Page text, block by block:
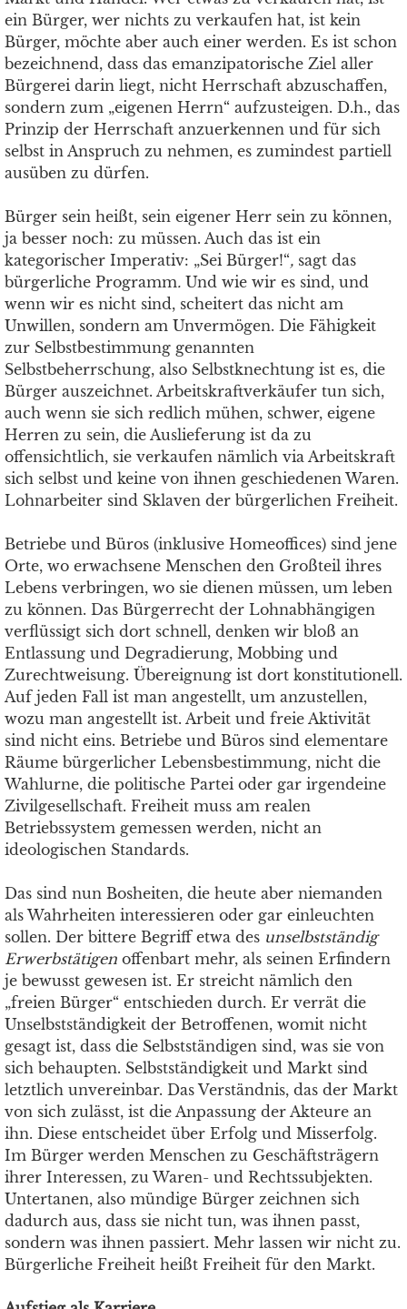
ein Bürger, wer nichts zu verkaufen hat, ist kein
Bürger, möchte aber auch einer werden. Es ist schon
bezeichnend, dass das emanzipatorische Ziel aller
Bürgerei darin liegt, nicht Herrschaft abzuschaffen,
sondern zum „eigenen Herrn“ aufzusteigen. D.h., das
Prinzip der Herrschaft anzuerkennen und für sich
selbst in Anspruch zu nehmen, es zumindest partiell
ausüben zu dürfen.
Bürger sein heißt, sein eigener Herr sein zu können,
ja besser noch: zu müssen. Auch das ist ein
kategorischer Imperativ: „Sei Bürger!“, sagt das
bürgerliche Programm. Und wie wir es sind, und
wenn wir es nicht sind, scheitert das nicht am
Unwillen, sondern am Unvermögen. Die Fähigkeit
zur Selbstbestimmung genannten
Selbstbeherrschung, also Selbstknechtung ist es, die
Bürger auszeichnet. Arbeitskraftverkäufer tun sich,
auch wenn sie sich redlich mühen, schwer, eigene
Herren zu sein, die Auslieferung ist da zu
offensichtlich, sie verkaufen nämlich via Arbeitskraft
sich selbst und keine von ihnen geschiedenen Waren.
Lohnarbeiter sind Sklaven der bürgerlichen Freiheit.
Betriebe und Büros (inklusive Homeoffices) sind jene
Orte, wo erwachsene Menschen den Großteil ihres
Lebens verbringen, wo sie dienen müssen, um leben
zu können. Das Bürgerrecht der Lohnabhängigen
verflüssigt sich dort schnell, denken wir bloß an
Entlassung und Degradierung, Mobbing und
Zurechtweisung. Übereignung ist dort konstitutionell.
Auf jeden Fall ist man angestellt, um anzustellen,
wozu man angestellt ist. Arbeit und freie Aktivität
sind nicht eins. Betriebe und Büros sind elementare
Räume bürgerlicher Lebensbestimmung, nicht die
Wahlurne, die politische Partei oder gar irgendeine
Zivilgesellschaft. Freiheit muss am realen
Betriebssystem gemessen werden, nicht an
ideologischen Standards.
Das sind nun Bosheiten, die heute aber niemanden
als Wahrheiten interessieren oder gar einleuchten
sollen. Der bittere Begriff etwa des unselbstständig
Erwerbstätigen offenbart mehr, als seinen Erfindern
je bewusst gewesen ist. Er streicht nämlich den
„freien Bürger“ entschieden durch. Er verrät die
Unselbstständigkeit der Betroffenen, womit nicht
gesagt ist, dass die Selbstständigen sind, was sie von
sich behaupten. Selbstständigkeit und Markt sind
letztlich unvereinbar. Das Verständnis, das der Markt
von sich zulässt, ist die Anpassung der Akteure an
ihn. Diese entscheidet über Erfolg und Misserfolg.
Im Bürger werden Menschen zu Geschäftsträgern
ihrer Interessen, zu Waren- und Rechtssubjekten.
Untertanen, also mündige Bürger zeichnen sich
dadurch aus, dass sie nicht tun, was ihnen passt,
sondern was ihnen passiert. Mehr lassen wir nicht zu.
Bürgerliche Freiheit heißt Freiheit für den Markt.